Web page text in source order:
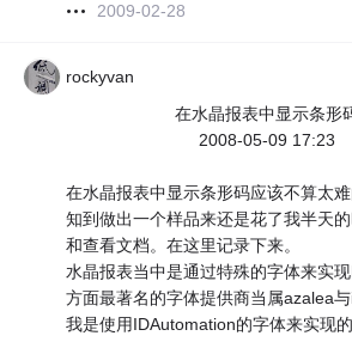
2009-02-28
rockyvan
在水晶报表中显示条形
2008-05-09 17:23
在水晶报表中显示条形码应该不算太
知到做出一个样品来还是花了我半天
和查看文档。在这里记录下来。
水晶报表当中是通过特殊的字体来实
方面最著名的字体提供商当属azalea与
我是使用IDAutomation的字体来实现的